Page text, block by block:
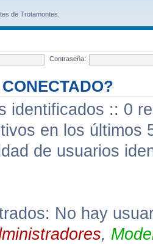
de Trotamontes.
Contraseña:
identificados :: 0
en los últimos
de usuarios
No hay
,